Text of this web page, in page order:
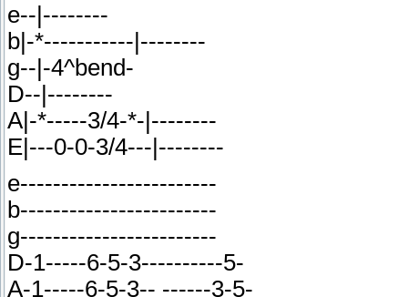
e--|--------
b|-*-----------|--------
g--|-4^bend-
D--|--------
A|-*-----3/4-*-|--------
E|---0-0-3/4---|--------
e------------------------
b------------------------
g------------------------
D-1-----6-5-3----------5-
A-1-----6-5-3-- ------3-5-